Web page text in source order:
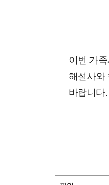
이번 가
해설사와
바랍니다.